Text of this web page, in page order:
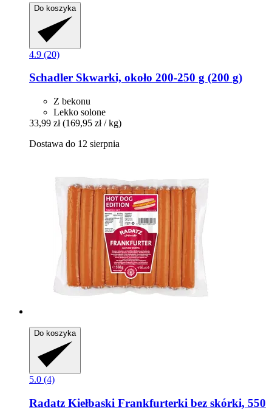
Do koszyka
4.9 (20)
Schadler Skwarki, około 200-​250 g (200 g)
Z bekonu
Lekko solone
33,99 zł (169,95 zł / kg)
Dostawa do 12 sierpnia
Do koszyka
5.0 (4)
Radatz Kiełbaski Frankfurterki bez skórki, 550